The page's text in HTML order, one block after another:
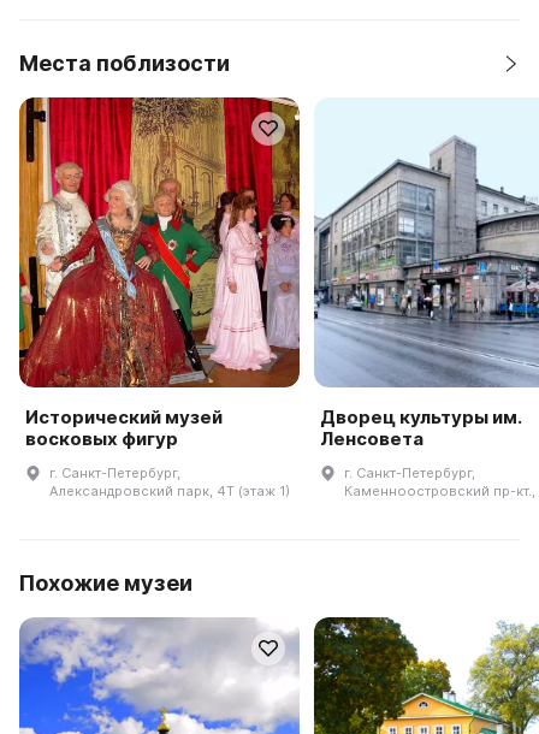
Места поблизости
Исторический музей
восковых фигур
г. Санкт-Петербург,
Александровский парк, 4Т (этаж 1)
Дворец культуры им.
Ленсовета
г. Санкт-Петербург,
Каменноостровский пр-кт.,
Похожие музеи